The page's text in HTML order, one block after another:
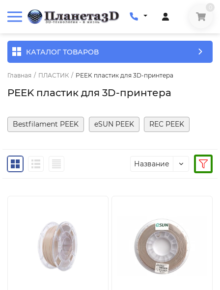
КАТАЛОГ ТОВАРОВ
Главная / ПЛАСТИК / PEEK пластик для 3D-принтера
PEEK пластик для 3D-принтера
Bestfilament PEEK eSUN PEEK REC PEEK
Название